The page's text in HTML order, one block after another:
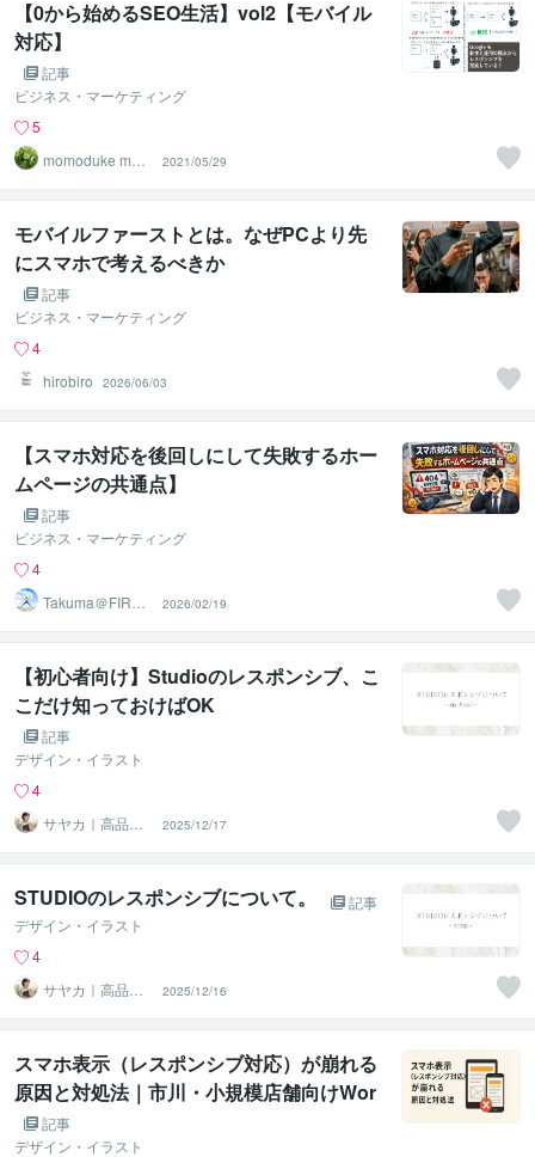
【0から始めるSEO生活】vol2【モバイル
対応】
記事
ビジネス・マーケティング
5
momoduke mom
2021/05/29
モバイルファーストとは。なぜPCより先
にスマホで考えるべきか
記事
ビジネス・マーケティング
4
hirobiro
2026/06/03
【スマホ対応を後回しにして失敗するホー
ムページの共通点】
記事
ビジネス・マーケティング
4
Takuma＠FIRE
2026/02/19
【初心者向け】Studioのレスポンシブ、こ
こだけ知っておけばOK
記事
デザイン・イラスト
4
サヤカ｜高品質
で丁寧HP制作
2025/12/17
STUDIOのレスポンシブについて。
記事
デザイン・イラスト
4
サヤカ｜高品質
で丁寧HP制作
2025/12/16
スマホ表示（レスポンシブ対応）が崩れる
原因と対処法｜市川・小規模店舗向けWor
dPress解説
記事
デザイン・イラスト